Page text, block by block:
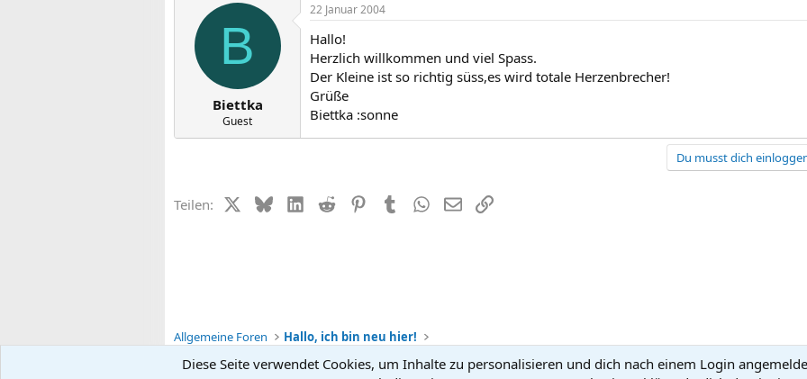
B
Biettka
Guest
22 Januar 2004
Hallo!
Herzlich willkommen und viel Spass.
Der Kleine ist so richtig süss,es wird totale Herzenbrecher!
Grüße
Biettka :sonne
Du musst dich
Teilen: X (Twitter)
BlueskyLinkedIn
Reddit PinterestTumblrWhatsApp
E-MailLink
Allgemeine Foren Hallo, ich bin neu hier!
Diese Seite verwendet Cookies, um Inhalte zu personalisieren und dich nach einem Login